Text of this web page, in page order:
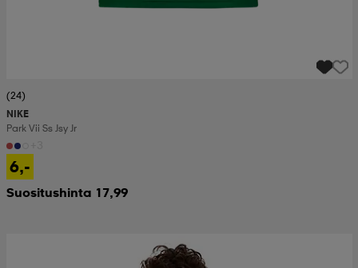
(24)
NIKE
Park Vii Ss Jsy Jr
6,-
Suositushinta 17,99